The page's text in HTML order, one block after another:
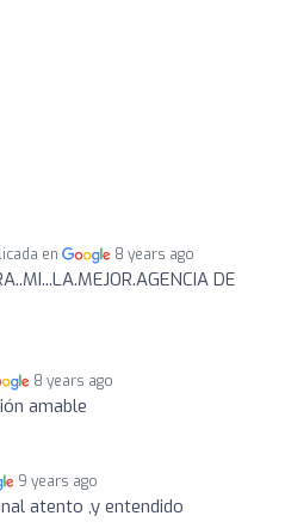
en 8 years ago
DE
8 years ago
amable
9 years ago
atento ,y entendido